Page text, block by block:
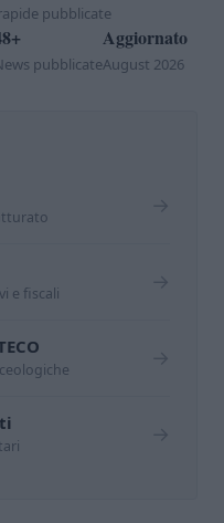
pubblicate
pubblicate
Aggiornato
August 2026
e fiscali